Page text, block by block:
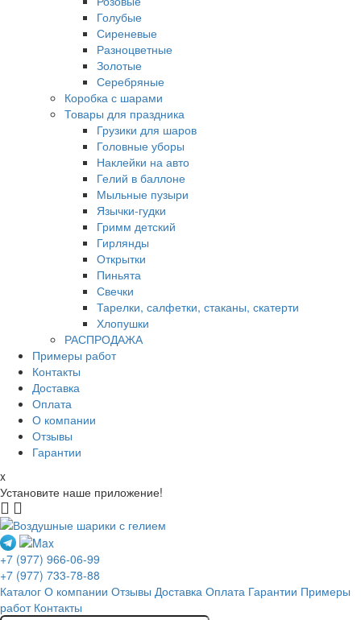
Голубые
Сиреневые
Разноцветные
Золотые
Серебряные
Коробка с шарами
Товары для праздника
Грузики для шаров
Головные уборы
Наклейки на авто
Гелий в баллоне
Мыльные пузыри
Язычки-гудки
Гримм детский
Гирлянды
Открытки
Пиньята
Свечки
Тарелки, салфетки, стаканы, скатерти
Хлопушки
РАСПРОДАЖА
Примеры работ
Контакты
Доставка
Оплата
О компании
Отзывы
Гарантии
x
Установите наше приложение!
+7 (977) 966-06-99
+7 (977) 733-78-88
Каталог О компании Отзывы Доставка Оплата Гарантии Примеры
работ Контакты